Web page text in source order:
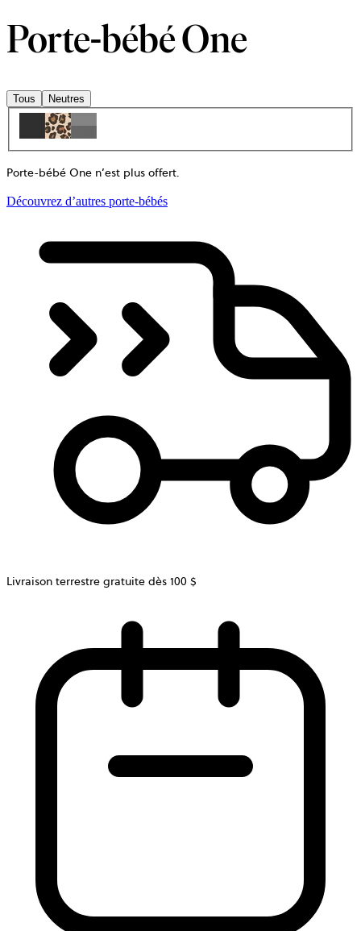
Porte-bébé One
Tous Neutres
Porte-bébé One n’est plus offert.
Découvrez d’autres porte-bébés
Livraison terrestre gratuite dès 100 $